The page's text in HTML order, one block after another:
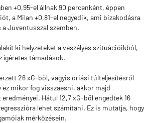
+0,95-el állnak 90 percenként, éppen
a Milan +0,81-el negyedik, ami bizakodásra
a Juventusszal szemben.
ki helyzeteket a veszélyes szituációikból,
ígéretes támadások.
26 xG-ből, vagyis óriási túlteljesítésről
ez mikor fog visszaesni, akkor majd
Hátul 12,7 xG-ből engedtek 16
lehet számítani. Ez is mutatja, hogy
mérkőzésein.